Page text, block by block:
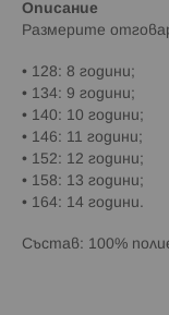
Описание
Paзмepитe
• 128: 8 години;
• 134: 9 години;
• 140: 10 години;
• 146: 11 години;
• 152: 12 години;
• 158: 13 години;
• 164: 14 години.
Състав: 100%